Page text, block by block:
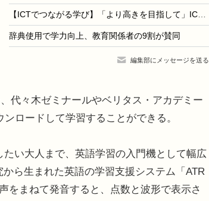
【ICTでつながる学び】「より高きを目指して」ICTで広がる学びの未来…常葉大学附属橘高等学校
辞典使用で学力向上、教育関係者の9割が賛同
編集部にメッセージを送る
代々木ゼミナールやベリタス・アカデミー
ロードして学習することができる。
い大人まで、英語学習の入門機として幅広
ら生まれた英語の学習支援システム「ATR
をまねて発音すると、点数と波形で表示さ